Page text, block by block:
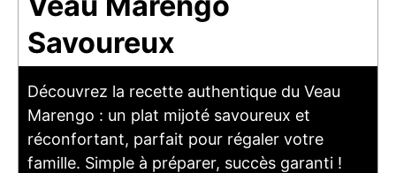
Savoureux
Découvrez la recette authentique du Veau
Marengo : un plat mijoté savoureux et
réconfortant, parfait pour régaler votre
famille. Simple à préparer, succès garanti !